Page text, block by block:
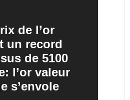
de l’or
un record
de 5100
l’or valeur
s’envole